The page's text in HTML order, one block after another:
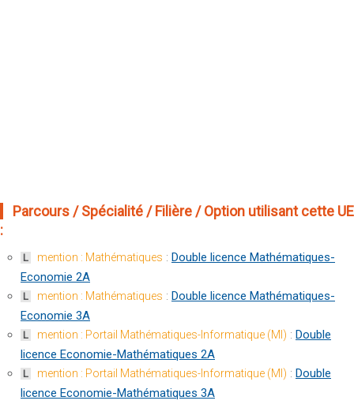
Parcours / Spécialité / Filière / Option utilisant cette UE
:
L mention : Mathématiques : Double licence Mathématiques-
Economie 2A
L mention : Mathématiques : Double licence Mathématiques-
Economie 3A
L mention : Portail Mathématiques-Informatique (MI) : Double
licence Economie-Mathématiques 2A
L mention : Portail Mathématiques-Informatique (MI) : Double
licence Economie-Mathématiques 3A